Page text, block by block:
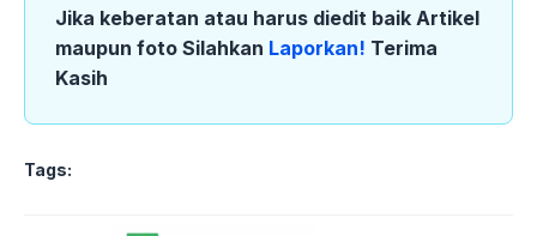
Jika keberatan atau harus diedit baik Artikel
maupun foto Silahkan Laporkan! Terima
Kasih
Tags: